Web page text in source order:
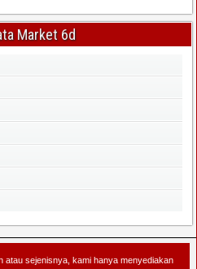
Market 6d
atau sejenisnya, kami hanya menyediakan